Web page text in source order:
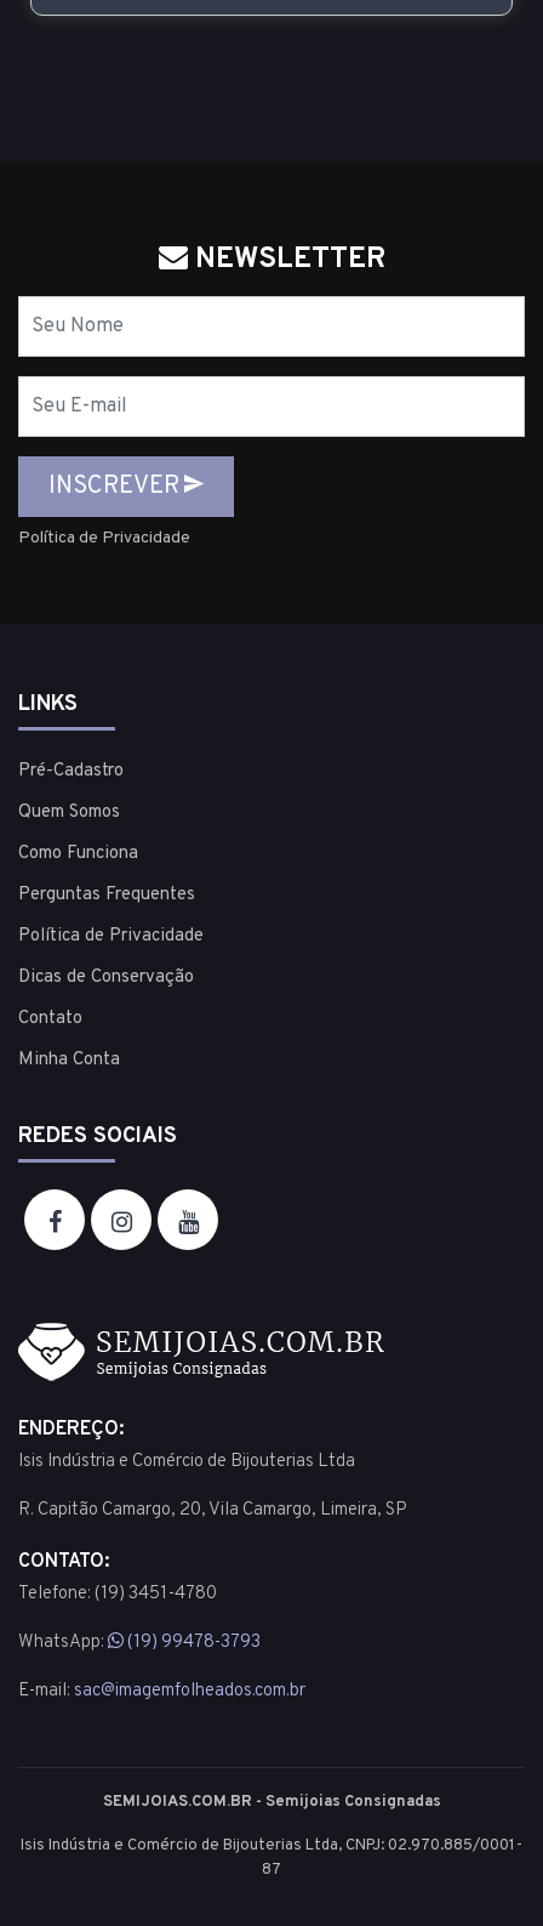
NEWSLETTER
mail
INSCREVER
Política de Privacidade
LINKS
Pré-Cadastro
Quem Somos
Como Funciona
Perguntas Frequentes
Política de Privacidade
Dicas de Conservação
Contato
Minha Conta
REDES SOCIAIS
ENDEREÇO:
Isis Indústria e Comércio de Bijouterias Ltda
R. Capitão Camargo, 20, Vila Camargo, Limeira, SP
CONTATO:
Telefone: (19) 3451-4780
WhatsApp: (19) 99478-3793
E-mail: sac@imagemfolheados.com.br
SEMIJOIAS.COM.BR - Semijoias Consignadas
Isis Indústria e Comércio de Bijouterias Ltda, CNPJ: 02.970.885/0001-
87